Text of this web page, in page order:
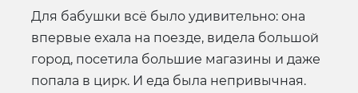
Для бабушки всё было удивительно: она
впервые ехала на поезде, видела большой
город, посетила большие магазины и даже
попала в цирк. И еда была непривычная.